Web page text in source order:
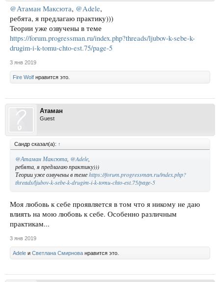
@Атаман Максюта, @Adele,
ребята, я предлагаю практику)))
Теории уже озвучены в теме
https://forum.progressman.ru/index.php?threads/ljubov-k-sebe-k-
drugim-i-k-tomu-chto-est.75/page-5
3 янв 2019
Fire Wolf нравится это.
Атаман
Guest
Сандр сказал(а): ↑
@Атаман Максюта @Adele
ребята, я предлагаю практику)))
Теории уже озвучены в темеhttps://forum.progressman.ru/index.php?
threads/ljubov-k-sebe-k-drugim-i-k-tomu-chto-est.75/page-5
Моя любовь к себе проявляется в том что я никому не даю
влиять на мою любовь к себе. Особенно различным
практикам...
3 янв 2019
Adele и Светлана Смирнова нравится это.